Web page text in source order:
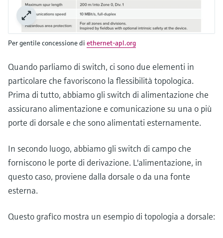
Per gentile concessione di ethernet-apl.org
Quando parliamo di switch, ci sono due elementi in
particolare che favoriscono la flessibilità topologica.
Prima di tutto, abbiamo gli switch di alimentazione che
assicurano alimentazione e comunicazione su una o più
porte di dorsale e che sono alimentati esternamente.
In secondo luogo, abbiamo gli switch di campo che
forniscono le porte di derivazione. L'alimentazione, in
questo caso, proviene dalla dorsale o da una fonte
esterna.
Questo grafico mostra un esempio di topologia a dorsale: